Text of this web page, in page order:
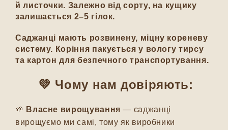
й листочки. Залежно від сорту, на кущику
залишається 2–5 гілок.
Саджанці мають розвинену, міцну кореневу
систему. Коріння пакується у вологу тирсу
та картон для безпечного транспортування.
💚 Чому нам довіряють:
🌱 Власне вирощування — саджанці
вирощуємо ми самі, тому як виробники